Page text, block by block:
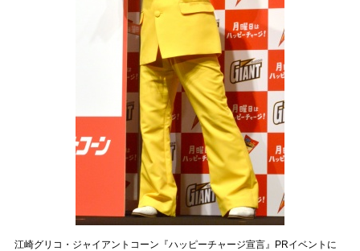
江崎グリコ・ジャイアントコーン『ハッピーチャージ宣言』PRイベントに